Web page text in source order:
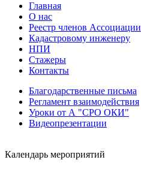
Главная
О нас
Реестр членов Ассоциации
Кадастровому инженеру
НПИ
Стажеры
Контакты
Благодарственные письма
Регламент взаимодействия
Уроки от А "СРО ОКИ"
Видеопрезентации
Календарь мероприятий